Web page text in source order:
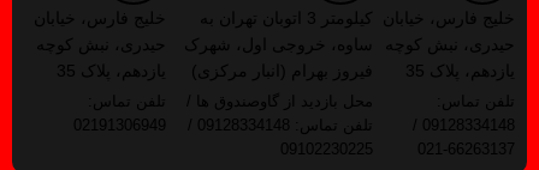
خلیج فارس، خیابان
حیدری، نبش کوچه
یازدهم، پلاک 35
تلفن تماس:
09128334148 /
66263137-021
کیلومتر 3 اتوبان تهران به
ساوه، خروجی اول، شهرک
فیروز بهرام (انبار مرکزی)
محل بازدید از گاوصندوق ها /
تلفن تماس: 09128334148 /
09102230225
خلیج فارس، خیابان
حیدری، نبش کوچه
یازدهم، پلاک 35
تلفن تماس:
02191306949